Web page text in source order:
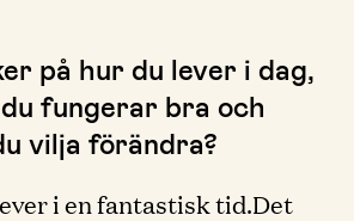
på hur du lever i dag,
fungerar bra och
vilja förändra?
i en fantastisk tid.Det